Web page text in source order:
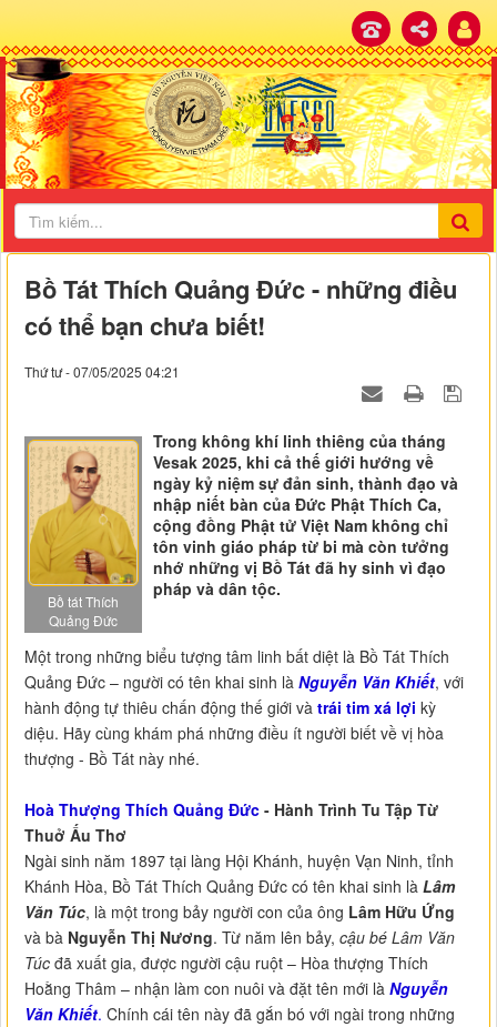
Bồ Tát Thích Quảng Đức - những điều
có thể bạn chưa biết!
Thứ tư - 07/05/2025 04:21
Bồ tát Thích
Quảng Đức
Trong không khí linh thiêng của tháng
Vesak 2025, khi cả thế giới hướng về
ngày kỷ niệm sự đản sinh, thành đạo và
nhập niết bàn của Đức Phật Thích Ca,
cộng đồng Phật tử Việt Nam không chỉ
tôn vinh giáo pháp từ bi mà còn tưởng
nhớ những vị Bồ Tát đã hy sinh vì đạo
pháp và dân tộc.
Một trong những biểu tượng tâm linh bất diệt là Bồ Tát Thích
Quảng Đức – người có tên khai sinh là Nguyễn Văn Khiết, với
hành động tự thiêu chấn động thế giới và trái tim xá lợi kỳ
diệu. Hãy cùng khám phá những điều ít người biết về vị hòa
thượng - Bồ Tát này nhé.
Hoà Thượng Thích Quảng Đức - Hành Trình Tu Tập Từ
Thuở Ấu Thơ
Ngài sinh năm 1897 tại làng Hội Khánh, huyện Vạn Ninh, tỉnh
Khánh Hòa, Bồ Tát Thích Quảng Đức có tên khai sinh là Lâm
Văn Túc, là một trong bảy người con của ông Lâm Hữu Ứng
và bà Nguyễn Thị Nương. Từ năm lên bảy, cậu bé Lâm Văn
Túc đã xuất gia, được người cậu ruột – Hòa thượng Thích
Hoằng Thâm – nhận làm con nuôi và đặt tên mới là Nguyễn
Văn Khiết. Chính cái tên này đã gắn bó với ngài trong những